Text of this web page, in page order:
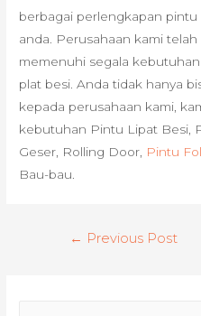
berbagai perlengkapan
anda. Perusahaan kami
memenuhi segala
plat besi. Anda tidak hanya
kepada perusahaan kami,
kebutuhan Pintu Lipat Besi,
Geser, Rolling Door, Pintu
Bau-bau.
← Previous Post